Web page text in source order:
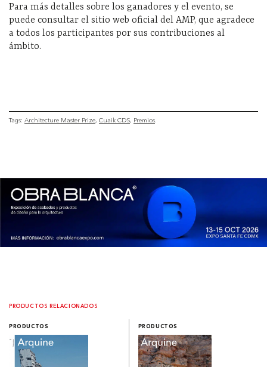
Para más detalles sobre los ganadores y el evento, se
puede consultar el sitio web oficial del AMP, que agradece
a todos los participantes por sus contribuciones al
ámbito.
Tags: Architecture Master Prize Cuaik CDS Premios
PRODUCTOS RELACIONADOS
PRODUCTOS PRODUCTOS